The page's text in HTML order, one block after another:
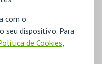
com o
seu dispositivo. Para
de Cookies
vouchers ou passes
para cada